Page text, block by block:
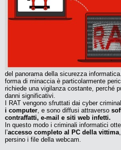
del panorama della sicurezza
forma di minaccia è particolarmente
richiede una vigilanza costante, perché
danni significativi.
I RAT vengono sfruttati dai cyber
i computer, e sono diffusi attraverso
contraffatti, e-mail e siti web infetti.
In questo modo i criminali informatici
l’accesso completo al PC della vittima
persino i file della webcam.